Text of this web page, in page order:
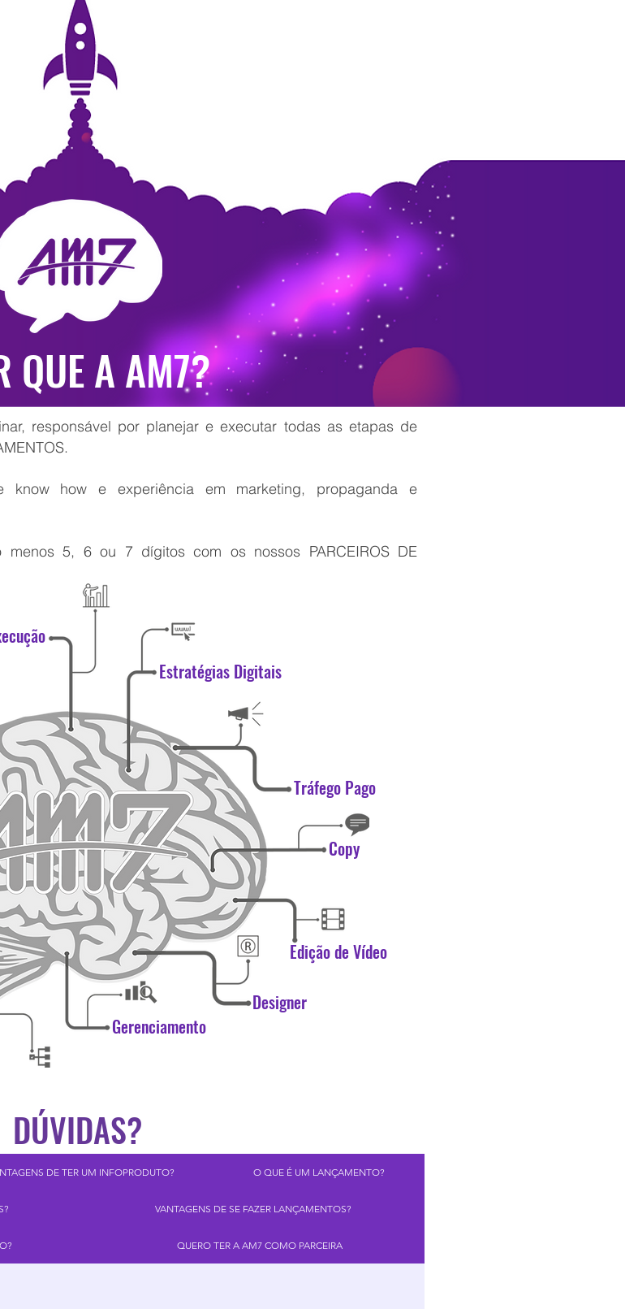
QUE A AM7?
responsável por planejar e executar todas as etapas de
how e experiência em marketing, propaganda e
5, 6 ou 7 dígitos com os nossos PARCEIROS DE
Estratégias Digitais
Tráfego Pago
Copy
Edição de Vídeo
Designer
Gerenciamento
DÚVIDAS?
DE TER UM INFOPRODUTO? O QUE É UM LANÇAMENTO?
VANTAGENS DE SE FAZER LANÇAMENTOS?
QUERO TER A AM7 COMO PARCEIRA